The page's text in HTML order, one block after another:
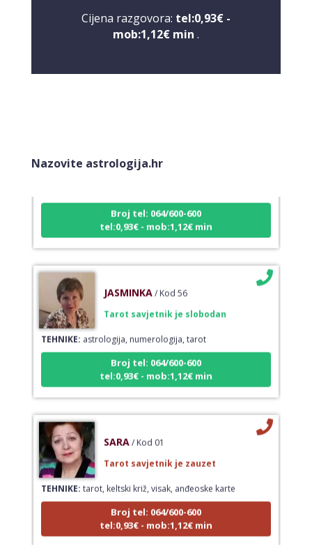
Cijena razgovora: tel:0,93€ -
mob:1,12€ min .
Nazovite astrologija.hr
Broj tel: 064/600-600
tel:0,93€ - mob:1,12€ min
TEHNIKE:astrologija, numerologija, tarot
Broj tel: 064/600-600
tel:0,93€ - mob:1,12€ min
TEHNIKE:tarot, keltski križ, visak, anđeoske karte
Broj tel: 064/600-600
tel:0,93€ - mob:1,12€ min